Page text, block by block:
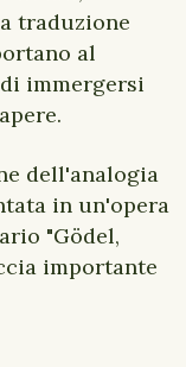
traduzione
al
immergersi
dell'analogia
in un'opera
"Gödel,
importante